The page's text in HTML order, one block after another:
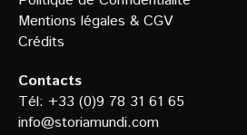
Mentions légales & CGV
Crédits
Contacts
Tél: +33 (0)9 78 31 61 65
info@storiamundi.com